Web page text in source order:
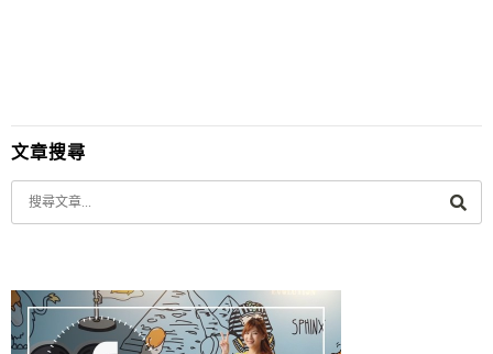
文章搜尋